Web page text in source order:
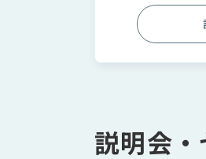
▼ プログラム内
・会社説明（45
▼ こんな方にお
説明会